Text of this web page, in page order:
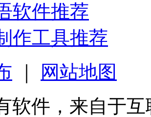
软件推荐
作工具推荐
网站地图
软件，来自于